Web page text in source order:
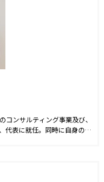
コンサルティング事業及び、
代表に就任。同時に自身のブ